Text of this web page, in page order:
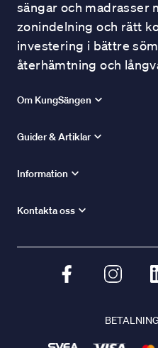
sängar och madrasser
zonindelning och rätt
investering i bättre
återhämtning och
Om KungSängen
Guider & Artiklar
Information
Kontakta oss